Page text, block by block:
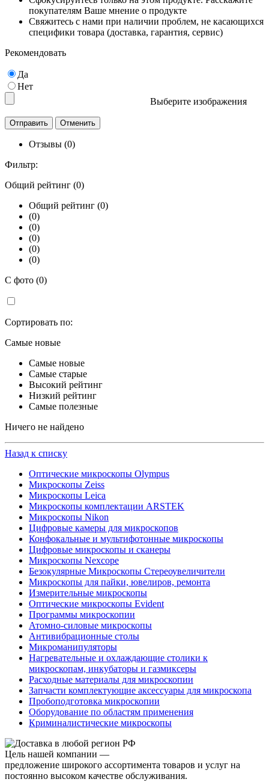
покупателям Ваше мнение о продукте
Свяжитесь с нами при наличии проблем, не касающихся
специфики товара (доставка, гарантия, сервис)
Рекомендовать
Да
Нет
Выберите изображения
Отзывы (0)
Фильтр:
Общий рейтинг (0)
Общий рейтинг (0)
(0)
(0)
(0)
(0)
(0)
С фото (0)
Сортировать по:
Самые новые
Самые новые
Самые старые
Высокий рейтинг
Низкий рейтинг
Самые полезные
Ничего не найдено
Назад к списку
Оптические микроскопы Olympus
Микроскопы Zeiss
Микроскопы Leica
Микроскопы комплектации ARSTEK
Микроскопы Nikon
Цифровые камеры для микроскопов
Конфокальные и мультифотонные микроскопы
Цифровые микроскопы и сканеры
Микроскопы Nexcope
Безокулярные Микроскопы Стереоувеличители
Микроскопы для пайки, ювелиров, ремонта
Измерительные микроскопы
Оптические микроскопы Evident
Программы микроскопии
Атомно-силовые микроскопы
Антивибрационные столы
Микроманипуляторы
Нагревательные и охлаждающие столики к
микроскопам, инкубаторы и газмиксеры
Расходные материалы для микроскопии
Запчасти комплектующие аксессуары для микроскопа
Пробоподготовка микроскопии
Оборудование по областям применения
Криминалистические микроскопы
Цель нашей компании —
предложение широкого ассортимента товаров и услуг на
постоянно высоком качестве обслуживания.